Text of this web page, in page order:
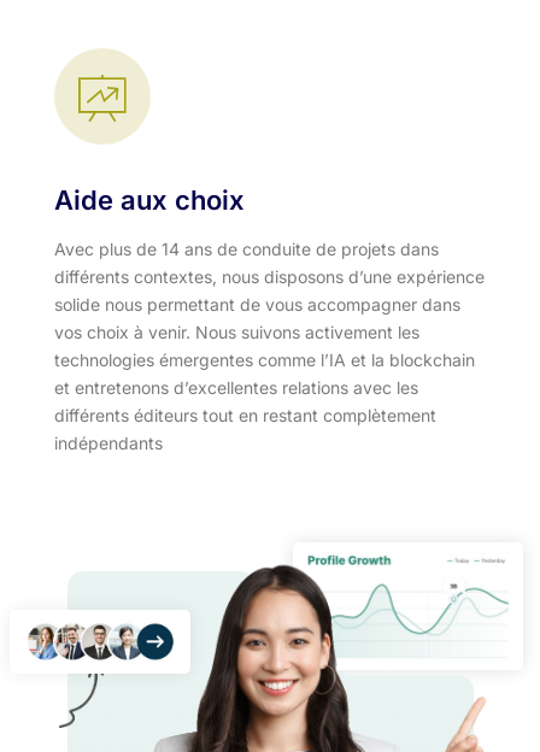
Aide aux choix
Avec plus de 14 ans de conduite de projets dans
différents contextes, nous disposons d’une expérience
solide nous permettant de vous accompagner dans
vos choix à venir. Nous suivons activement les
technologies émergentes comme l’IA et la blockchain
et entretenons d’excellentes relations avec les
différents éditeurs tout en restant complètement
indépendants